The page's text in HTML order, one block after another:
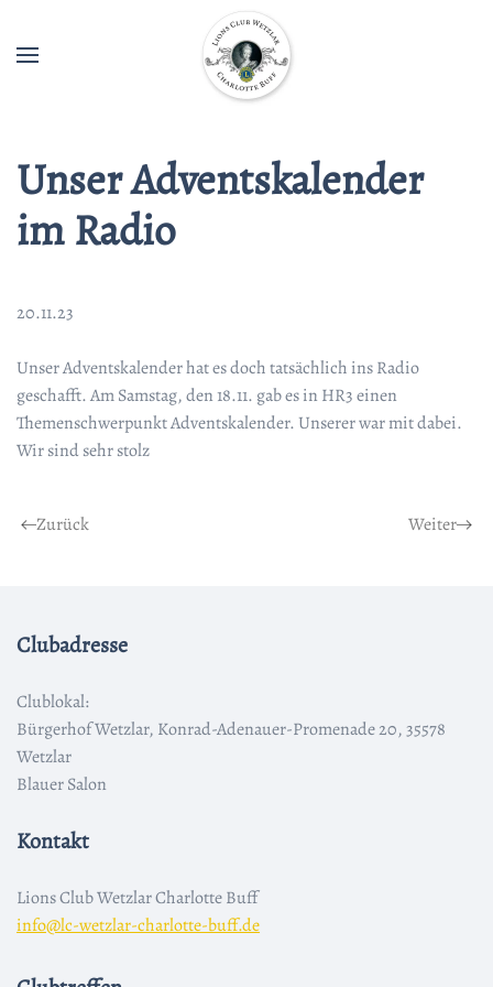
Unser Adventskalender
im Radio
20.11.23
Unser Adventskalender hat es doch tatsächlich ins Radio
geschafft. Am Samstag, den 18.11. gab es in HR3 einen
Themenschwerpunkt Adventskalender. Unserer war mit dabei.
Wir sind sehr stolz
Zurück Weiter
Clubadresse
Clublokal:
Bürgerhof Wetzlar, Konrad-Adenauer-Promenade 20, 35578
Wetzlar
Blauer Salon
Kontakt
Lions Club Wetzlar Charlotte Buff
info@lc-wetzlar-charlotte-buff.de